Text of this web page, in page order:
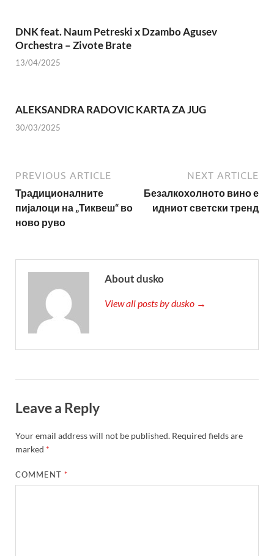
DNK feat. Naum Petreski х Dzambo Agusev
Orchestra – Zivote Brate
13/04/2025
ALEKSANDRA RADOVIC KARTA ZA JUG
30/03/2025
PREVIOUS ARTICLE
Традиционалните
пијалоци на „Тиквеш“ во
ново руво
NEXT ARTICLE
Безалкохолното вино е
идниот светски тренд
About dusko
View all posts by dusko →
Leave a Reply
Your email address will not be published. Required fields are
marked *
COMMENT*